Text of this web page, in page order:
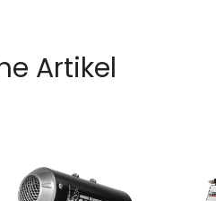
Artikel